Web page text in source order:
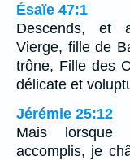
Ésaïe 47:1
Descends, et
Vierge, fille de
trône, Fille des
délicate et
Jérémie 25:12
Mais lorsque
accomplis, je